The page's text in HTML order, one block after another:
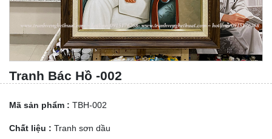
Tranh Bác Hồ -002
Mã sản phẩm : TBH-002
Chất liệu : Tranh sơn dầu